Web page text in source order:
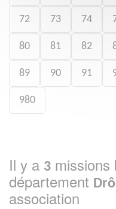
72 73 74
80 81 82
89 90 91
980
Il y a 3 missions
département
association